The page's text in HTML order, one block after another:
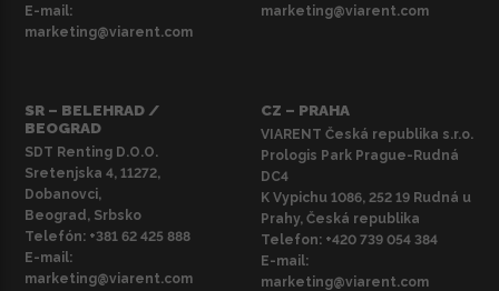
E-mail:
marketing@viarent.com
marketing@viarent.com
SR – BELEHRAD /
BEOGRAD
SDT Renting D.O.O.
Sretenjska 4, 11272,
Dobanovci,
Beograd, Srbsko
Telefón: +381 62 425 888
E-mail:
marketing@viarent.com
CZ – PRAHA
VIARENT Česká republika s.r.o.
Prologis Park Prague-Rudná
DC4
K Vypichu 1086, 252 19 Rudná u
Prahy, Česká republika
Telefon: +420 739 054 384
E-mail:
marketing@viarent.com